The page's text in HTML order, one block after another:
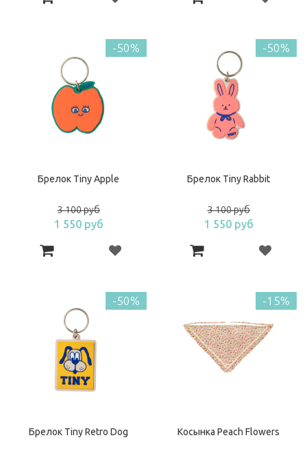
-50%
Брелок Tiny Apple
3 100 руб
1 550 руб
-50%
Брелок Tiny Rabbit
3 100 руб
1 550 руб
-50%
Брелок Tiny Retro Dog
-15%
Косынка Peach Flowers